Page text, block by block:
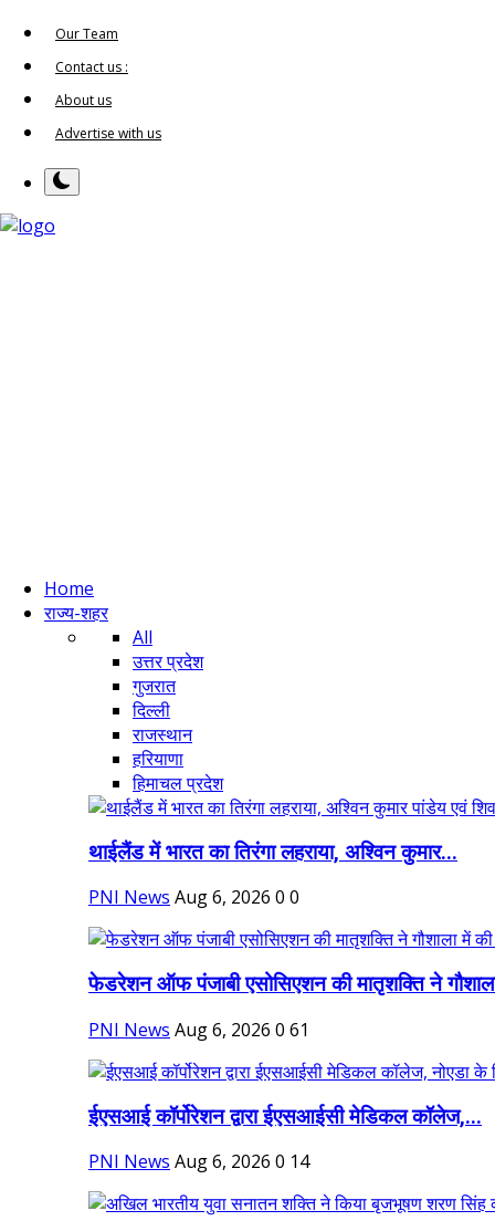
Our Team
Contact us :
About us
Advertise with us
Home
राज्य-शहर
All
उत्तर प्रदेश
गुजरात
दिल्ली
राजस्थान
हरियाणा
हिमाचल प्रदेश
थाईलैंड में भारत का तिरंगा लहराया, अश्विन कुमार...
PNI News Aug 6, 2026 0 0
फेडरेशन ऑफ पंजाबी एसोसिएशन की मातृशक्ति ने
PNI News Aug 6, 2026 0 61
ईएसआई कॉर्पोरेशन द्वारा ईएसआईसी मेडिकल कॉलेज,...
PNI News Aug 6, 2026 0 14